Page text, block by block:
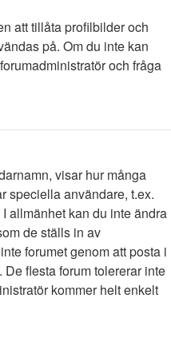
att tillåta profilbilder och
på. Om du inte kan
och fråga
visar hur många
speciella användare, t.ex.
allmänhet kan du inte ändra
de ställs in av
forumet genom att posta i
flesta forum tolererar inte
kommer helt enkelt